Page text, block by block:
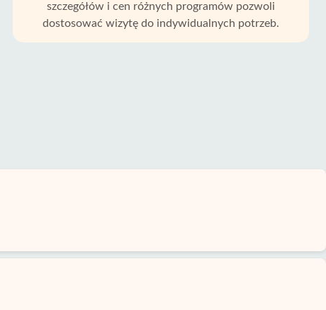
szczegółów i cen różnych programów pozwoli
dostosować wizytę do indywidualnych potrzeb.